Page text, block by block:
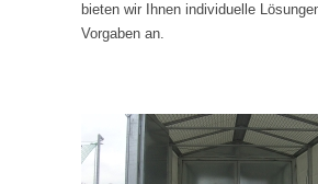
bieten wir Ihnen individuelle
Vorgaben an.